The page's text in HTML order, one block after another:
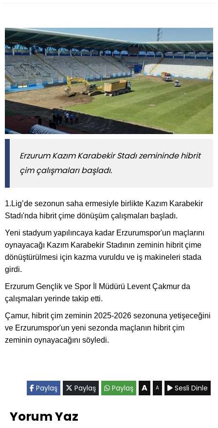
Erzurum Kazım Karabekir Stadı zemininde hibrit
çim çalışmaları başladı.
1.Lig’de sezonun saha ermesiyle birlikte Kazım Karabekir
Stadı'nda hibrit çime dönüşüm çalışmaları başladı.
Yeni stadyum yapılıncaya kadar Erzurumspor'un maçlarını
oynayacağı Kazım Karabekir Stadının zeminin hibrit çime
dönüştürülmesi için kazma vuruldu ve iş makineleri stada
girdi.
Erzurum Gençlik ve Spor İl Müdürü Levent Çakmur da
çalışmaları yerinde takip etti.
Çamur, hibrit çim zeminin 2025-2026 sezonuna yetişeceğini
ve Erzurumspor'un yeni sezonda maçlanın hibrit çim
zeminin oynayacağını söyledi.
Paylaş Paylaş Paylaş A A Sesli Dinle
Yorum Yaz